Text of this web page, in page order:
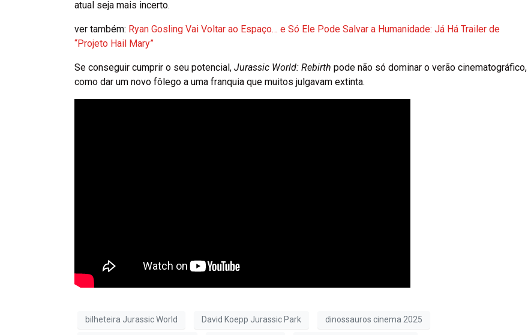
atual seja mais incerto.
ver também: Ryan Gosling Vai Voltar ao Espaço… e Só Ele Pode Salvar a Humanidade: Já Há Trailer de
“Projeto Hail Mary”
Se conseguir cumprir o seu potencial, Jurassic World: Rebirth pode não só dominar o verão cinematográfico,
como dar um novo fôlego a uma franquia que muitos julgavam extinta.
bilheteira Jurassic World David Koepp Jurassic Park dinossauros cinema 2025